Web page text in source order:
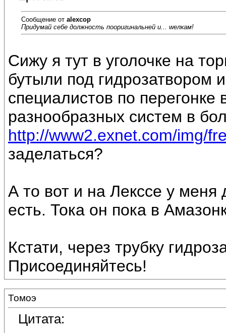
Сообщение от alexcop
Придумай себе должность пооригинальней и... wелкам!
Сижу я тут в уголочке на
бутыли под гидрозатвором
специалистов по перегонке
разнообразных систем в
http://www2.exnet.com/img/
заделаться?
А то вот и на Лекссе у меня
есть. Тока он пока в
Кстати, через трубку
Присоединяйтесь!
Томоэ
Цитата: